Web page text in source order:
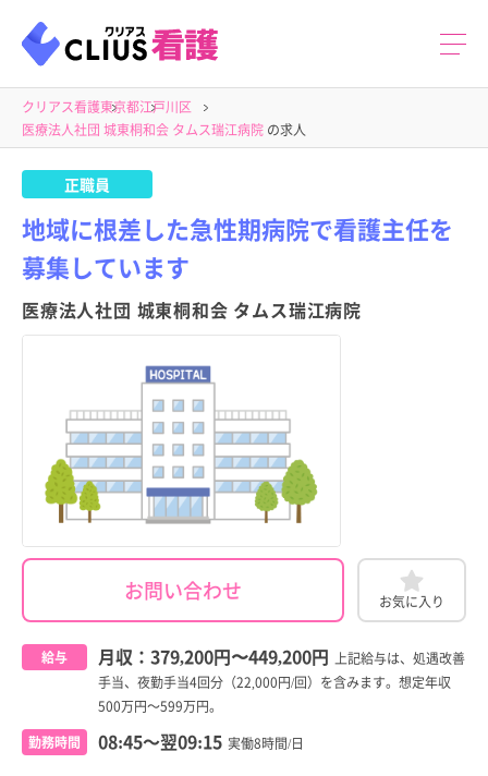
クリアス看護東京都江戸川区
医療法人社団 城東桐和会 タムス瑞江病院 の求人
正職員
地域に根差した急性期病院で看護主任を
募集しています
医療法人社団 城東桐和会 タムス瑞江病院
お問い合わせ お気に入り
給与 月収： 379,200円〜449,200円
上記給与は、処遇改善
手当、夜勤手当4回分（22,000円/回）を含みます。想定年収
500万円～599万円。
勤務時間
08:45～翌09:15 実働8時間/日